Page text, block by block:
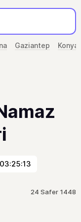
Gaziantep Konya
03:25:13
24 Safer 1448